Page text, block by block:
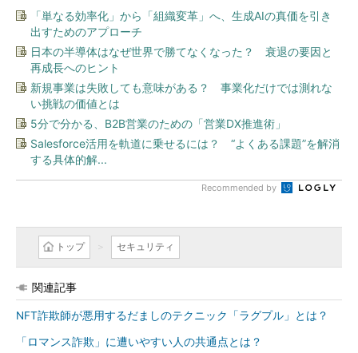
「単なる効率化」から「組織変革」へ、生成AIの真価を引き
出すためのアプローチ
日本の半導体はなぜ世界で勝てなくなった？ 衰退の要因と
再成長へのヒント
新規事業は失敗しても意味がある？ 事業化だけでは測れな
い挑戦の価値とは
5分で分かる、B2B営業のための「営業DX推進術」
Salesforce活用を軌道に乗せるには？ “よくある課題”を解消
する具体的解...
Recommended by
トップ セキュリティ
関連記事
NFT詐欺師が悪用するだましのテクニック「ラグプル」とは？
「ロマンス詐欺」に遭いやすい人の共通点とは？